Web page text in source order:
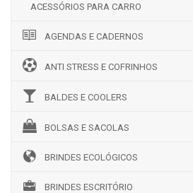
ACESSÓRIOS PARA CARRO
AGENDAS E CADERNOS
ANTI STRESS E COFRINHOS
BALDES E COOLERS
BOLSAS E SACOLAS
BRINDES ECOLÓGICOS
BRINDES ESCRITÓRIO